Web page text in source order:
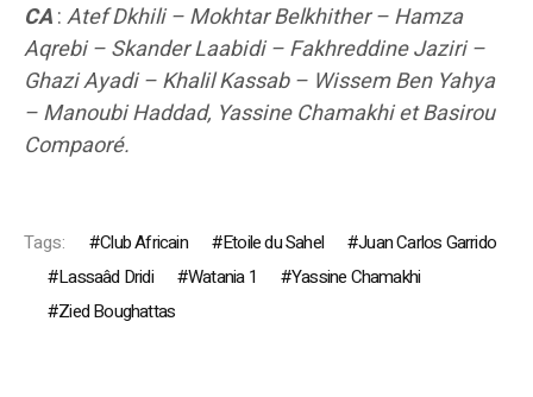
CA:Atef Dkhili – Mokhtar Belkhither – Hamza
Aqrebi – Skander Laabidi – Fakhreddine Jaziri –
Ghazi Ayadi – Khalil Kassab – Wissem Ben Yahya
– Manoubi Haddad, Yassine Chamakhi et Basirou
Compaoré.
Tags: Club Africain Etoile du Sahel
Juan Carlos Garrido
Lassaâd Dridi
Watania 1
Yassine Chamakhi
Zied Boughattas